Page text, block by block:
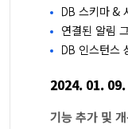
DB 스키마 &
연결된 알림
DB 인스턴스
2024. 01. 09.
기능 추가 및